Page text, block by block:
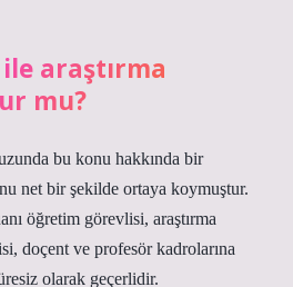
ile araştırma
mu?
bu konu hakkında bir
net bir şekilde ortaya koymuştur.
öğretim görevlisi, araştırma
doçent ve profesör kadrolarına
olarak geçerlidir.